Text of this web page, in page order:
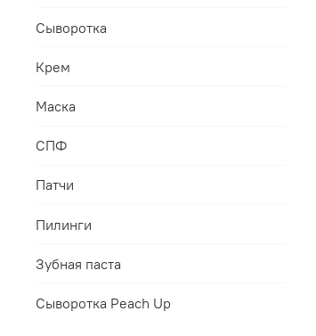
Сыворотка
Крем
Маска
СПФ
Патчи
Пилинги
Зубная паста
Сыворотка Peach Up